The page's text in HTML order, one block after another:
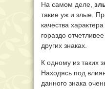
На самом деле,
такие уж и злые.
качества
гораздо
других знаках.
К одному из таких
Находясь под
данного знака